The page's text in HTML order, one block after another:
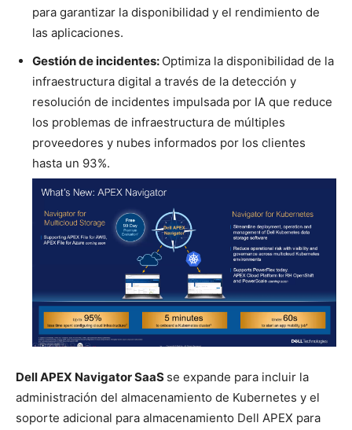
para garantizar la disponibilidad y el rendimiento de
las aplicaciones.
Gestión de incidentes: Optimiza la disponibilidad de la
infraestructura digital a través de la detección y
resolución de incidentes impulsada por IA que reduce
los problemas de infraestructura de múltiples
proveedores y nubes informados por los clientes
hasta un 93%.
Dell APEX Navigator SaaS se expande para incluir la
administración del almacenamiento de Kubernetes y el
soporte adicional para almacenamiento Dell APEX para